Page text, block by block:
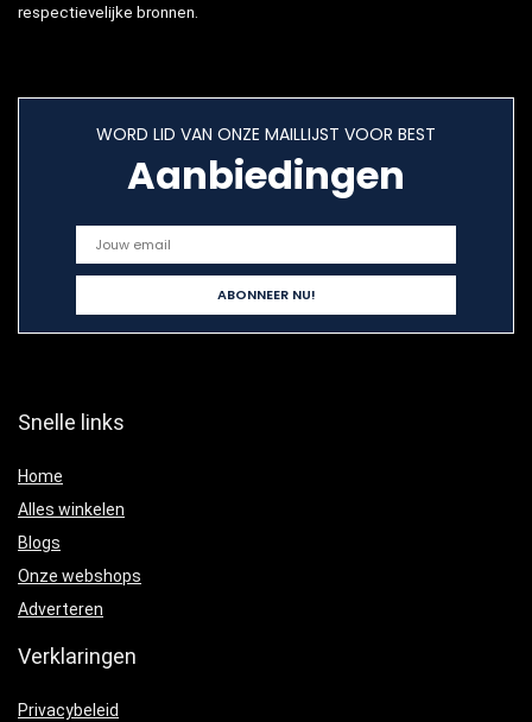
respectievelijke bronnen.
WORD LID VAN ONZE MAILLIJST VOOR BEST
Aanbiedingen
Snelle links
Home
Alles winkelen
Blogs
Onze webshops
Adverteren
Verklaringen
Privacybeleid